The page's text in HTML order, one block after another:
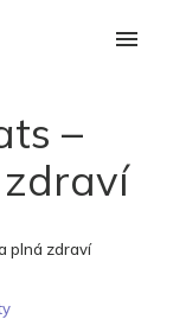
–
plná zdraví